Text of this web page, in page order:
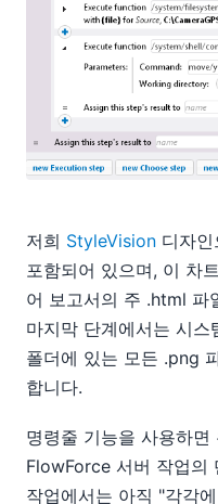
저희 StyleVision 디자
포함되어 있으며, 이 차
어 보고서의 주 .html 파
마지막 단계에서는 시
폴더에 있는 모든 .png
합니다.
명령줄 기능을 사용하
FlowForce 서버 작업의
작업에서는 아직 "각각